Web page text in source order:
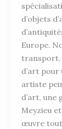
d’objets
Europe.
transport,
d’art pour
artiste
d’art, une
Meyzieu
œuvre